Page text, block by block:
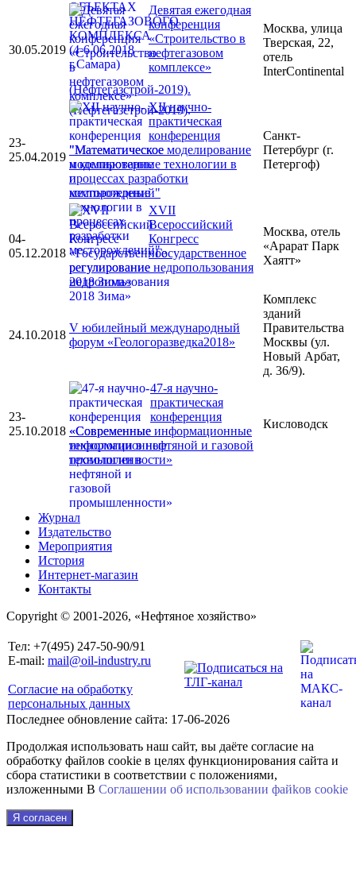
30.05.2019
Девятая ежегодная
конференция
«Строительство в
нефтегазовом
комплексе»
(Нефтегазстрой-2019).
Москва, улица
Тверская, 22,
отель
InterContinental
23-
25.04.2019
XII научно-
практическая
конференция
"Математическое моделирование
и компьютерные технологии в
процессах разработки
месторождений"
Санкт-
Петербург (г.
Петергоф)
04-
05.12.2018
ХVII
Всероссийский
Конгресс
«Государственное
регулирование недропользования
2018 Зима»
Москва, отель
«Арарат Парк
Хаятт»
24.10.2018
V юбилейный международный
форум «Геологоразведка2018»
Комплекс
зданий
Правительства
Москвы (ул.
Новый Арбат,
д. 36/9).
23-
25.10.2018
47-я научно-
практическая
конференция
«Современные информационные
технологии в нефтяной и газовой
промышленности»
Кисловодск
Журнал
Издательство
Мероприятия
История
Интернет-магазин
Контакты
Copyright © 2001-2026, «Нефтяное хозяйство»
Тел: +7(495) 247-50-90/91
E-mail: mail@oil-industry.ru
Согласие на обработку
персональных данных
Последнее обновление сайта: 17-06-2026
Продолжая использовать наш сайт, вы даёте согласие на
обработку файлов cookie в целях функционирования сайта и
сбора статистики в соответствии с положениями,
изложенными В Соглашении об использовании файkов cookie
Я согласен